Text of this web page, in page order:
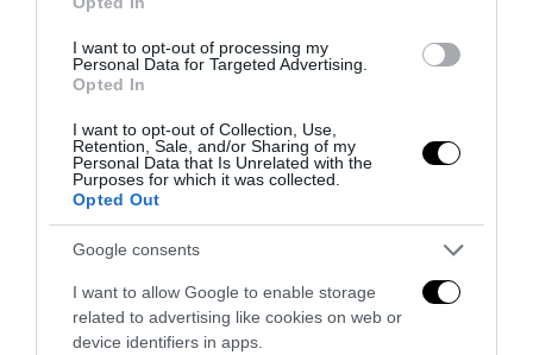
I want to opt-out of processing my
Personal Data for Targeted Advertising.
Opted In
I want to opt-out of Collection, Use,
Retention, Sale, and/or Sharing of my
Personal Data that Is Unrelated with the
Purposes for which it was collected.
Opted Out
Google consents
I want to allow Google to enable storage
related to advertising like cookies on web or
device identifiers in apps.
Remigrazione, il Copasir riconosce all’antifascismo il